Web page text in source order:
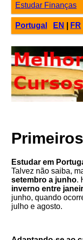
Estudar Finanças
Portugal EN FR
Estudar em
Talvez não saiba,
setembro a junho.
inverno entre
junho, quando
julho e agosto.